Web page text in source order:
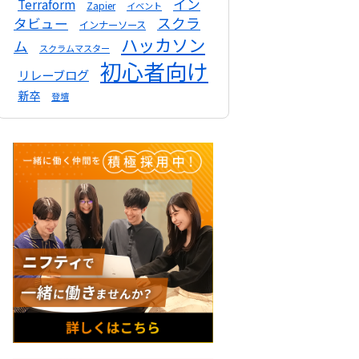
Terraform Zapier イベント
イン
タビュー
インナーソース
スクラ
ム
スクラムマスター ハッカソン
リレーブログ 初心者向け
新卒 登壇